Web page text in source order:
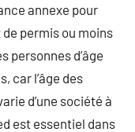
annexe pour
permis ou moins
personnes d’âge
car l’âge des
d’une société à
est essentiel dans